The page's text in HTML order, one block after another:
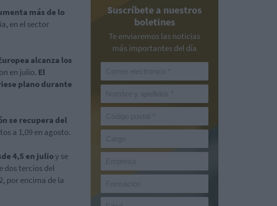
más de lo
en el sector
alcanza los
en julio. El
plano durante
se recupera del
a 1,09 en agosto.
4,5 en julioy se
dos tercios del
por encima de la
Suscríbete a nuestros
boletines
Te enviaremos las noticias
más importantes del día